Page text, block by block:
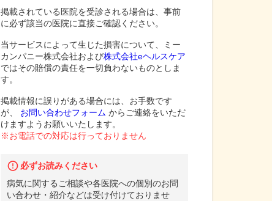
掲載されている医院を受診される場合は、事前
に必ず該当の医院に直接ご確認ください。
当サービスによって生じた損害について、ミー
カンパニー株式会社および株式会社eヘルスケア
ではその賠償の責任を一切負わないものとしま
す。
掲載情報に誤りがある場合には、お手数です
が、
お問い合わせフォーム からご連絡をいただ
けますようお願いいたします。
※お電話での対応は行っておりません
必ずお読みください
病気に関するご相談や各医院への個別のお問
い合わせ・紹介などは受け付けておりませ